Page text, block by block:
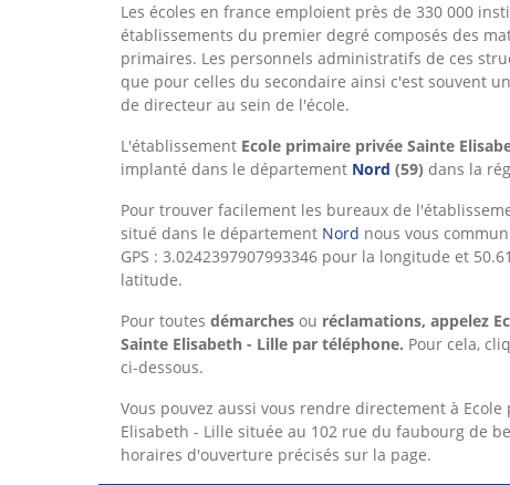
Les écoles en france emploient près de 330 000
établissements du premier degré composés des
primaires. Les personnels administratifs de ces
que pour celles du secondaire ainsi c'est souvent
de directeur au sein de l'école.
L'établissement Ecole primaire privée Sainte
implanté dans le département Nord (59) dans la
Pour trouver facilement les bureaux de
situé dans le département Nord nous vous
GPS : 3.0242397907993346 pour la longitude et
latitude.
Pour toutes démarches ou réclamations, appelez
Sainte Elisabeth - Lille par téléphone. Pour cela,
ci-dessous.
Vous pouvez aussi vous rendre directement à
Elisabeth - Lille située au 102 rue du faubourg de
horaires d'ouverture précisés sur la page.